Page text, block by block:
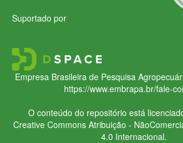
Suportado por
Empresa Brasileira de Pesquisa
https://www.embrapa.br/fale-
O conteúdo do repositório está
Creative CommonsAtribuição -
4.0 Internacional.